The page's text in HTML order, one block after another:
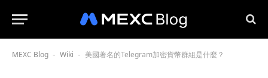
MEXC Blog - Wiki - 美國著名的Telegram加密貨幣群組是什麼？